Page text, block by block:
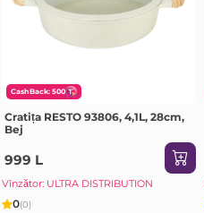
CashBack: 500
Cratița RESTO 93806, 4,1L, 28cm,
Bej
999 L
Vînzător: ULTRA DISTRIBUTION
0(0)